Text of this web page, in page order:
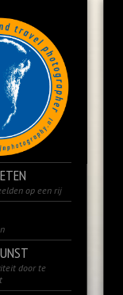
op een rij
door te